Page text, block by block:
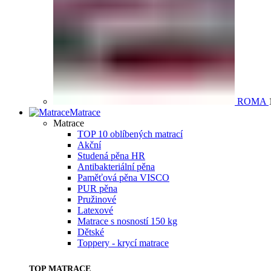
ROMA
Matrace
Matrace
TOP 10 oblíbených matrací
Akční
Studená pěna HR
Antibakteriální pěna
Paměťová pěna VISCO
PUR pěna
Pružinové
Latexové
Matrace s nosností 150 kg
Dětské
Toppery - krycí matrace
TOP MATRACE